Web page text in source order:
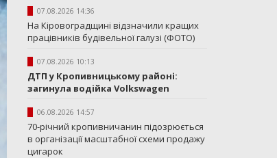
07.08.2026 14:36
На Кіровоградщині відзначили кращих
працівників будівельної галузі (ФОТО)
07.08.2026 10:13
ДТП у Кропивницькому районі:
загинула водійка Volkswagen
06.08.2026 14:57
70-річний кропивничанин підозрюється
в організації масштабної схеми продажу
цигарок